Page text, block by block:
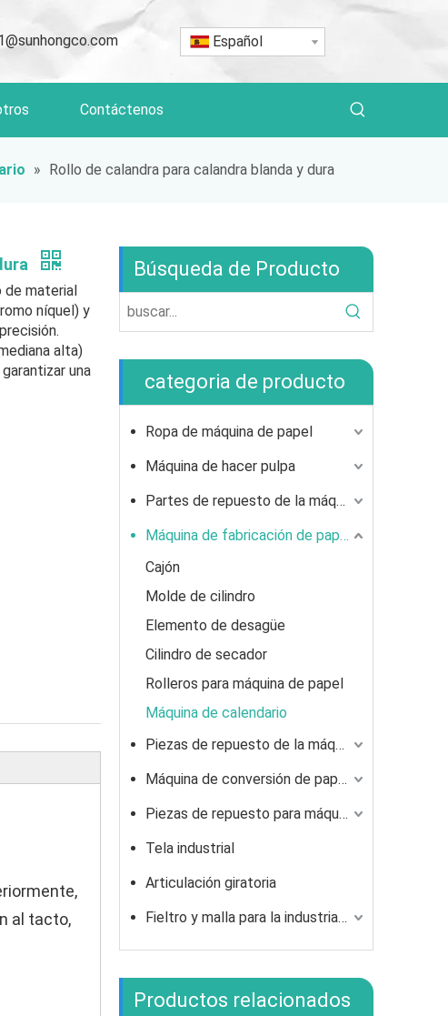
Español
Contáctenos
» Rollo de calandra para calandra blanda y dura
de material
níquel) y
alta)
una
al tacto,
Búsqueda de Producto
categoria de producto
Ropa de máquina de papel
Máquina de hacer pulpa
Partes de repuesto de la máquina de pulpa
Máquina de fabricación de papel
Cajón
Molde de cilindro
Elemento de desagüe
Cilindro de secador
Rolleros para máquina de papel
Máquina de calendario
Piezas de repuesto de la máquina de papel
Máquina de conversión de papel
Piezas de repuesto para máquina de fabricación de caja de cartón corrugada
Tela industrial
Articulación giratoria
Fieltro y malla para la industria del fibrocemento.
Productos relacionados